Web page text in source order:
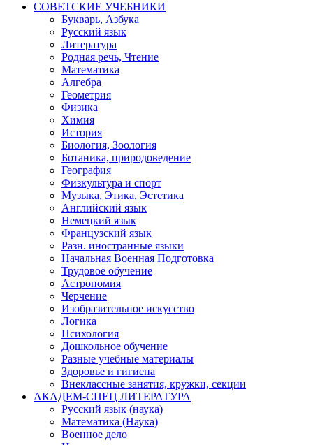
СОВЕТСКИЕ УЧЕБНИКИ
Букварь, Азбука
Русский язык
Литература
Родная речь, Чтение
Математика
Алгебра
Геометрия
Физика
Химия
История
Биология, Зоология
Ботаника, природоведение
География
Физкультура и спорт
Музыка, Этика, Эстетика
Английский язык
Немецкий язык
Французский язык
Разн. иностранные языки
Начальная Военная Подготовка
Трудовое обучение
Астрономия
Черчение
Изобразительное искусство
Логика
Психология
Дошкольное обучение
Разные учебные материалы
Здоровье и гигиена
Внеклассные занятия, кружки, секции
АКАДЕМ-СПЕЦ ЛИТЕРАТУРА
Русский язык (наука)
Математика (Наука)
Военное дело